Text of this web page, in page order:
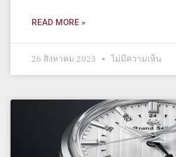
READ MORE »
26 สิงหาคม 2023 ไม่มีความเห็น